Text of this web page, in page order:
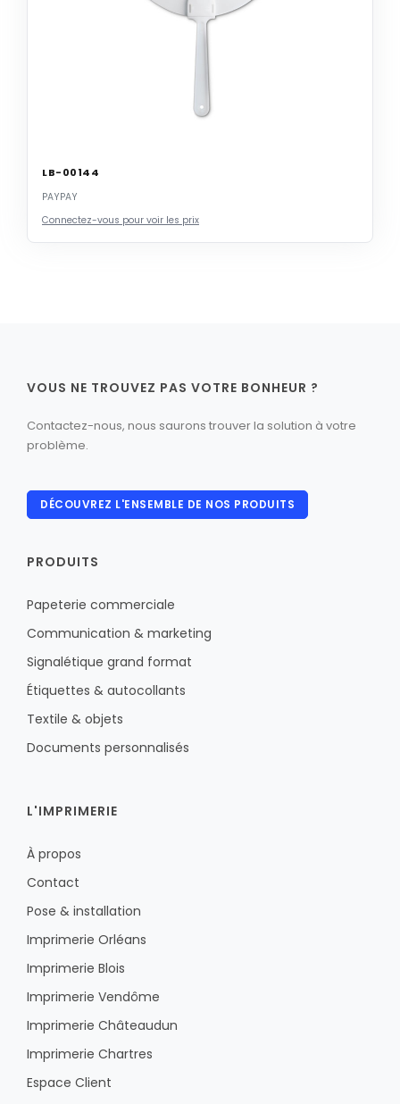
LB-00144
PAYPAY
Connectez-vous pour voir les prix
VOUS NE TROUVEZ PAS VOTRE BONHEUR ?
Contactez-nous, nous saurons trouver la solution à votre
problème.
DÉCOUVREZ L'ENSEMBLE DE NOS PRODUITS
PRODUITS
Papeterie commerciale
Communication & marketing
Signalétique grand format
Étiquettes & autocollants
Textile & objets
Documents personnalisés
L'IMPRIMERIE
À propos
Contact
Pose & installation
Imprimerie Orléans
Imprimerie Blois
Imprimerie Vendôme
Imprimerie Châteaudun
Imprimerie Chartres
Espace Client